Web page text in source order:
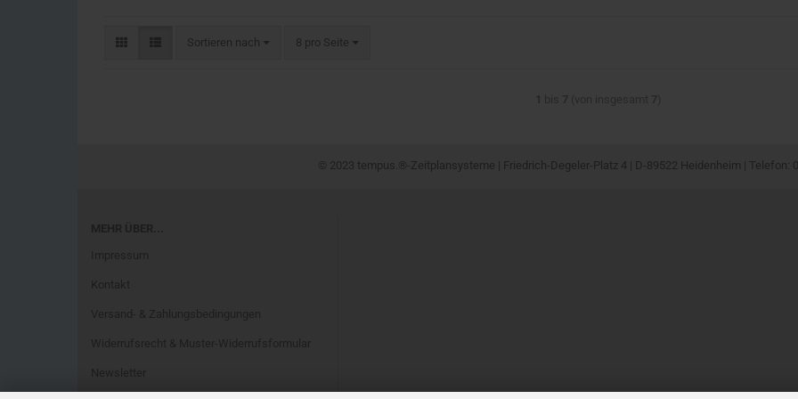
Sortieren nach 8 pro Seite
© 2023 tempus.®-Zeitplansysteme | Friedrich-Degeler-Platz 4 | D-89522 Heidenheim | Telefon: